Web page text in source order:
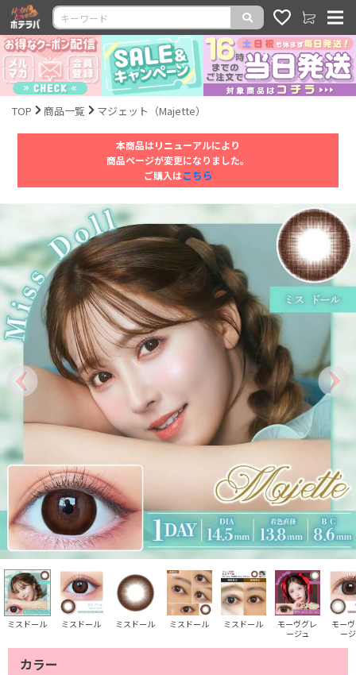
TOP 商品一覧 マジェット（Majette）
本商品はリニューアルにより
商品ページが変更になりました。
ご購入はこちら
ミスドール ミスドール ミスドール ミスドール ミスドール
モーヴグレ
ージュ
モー
ー
カラー